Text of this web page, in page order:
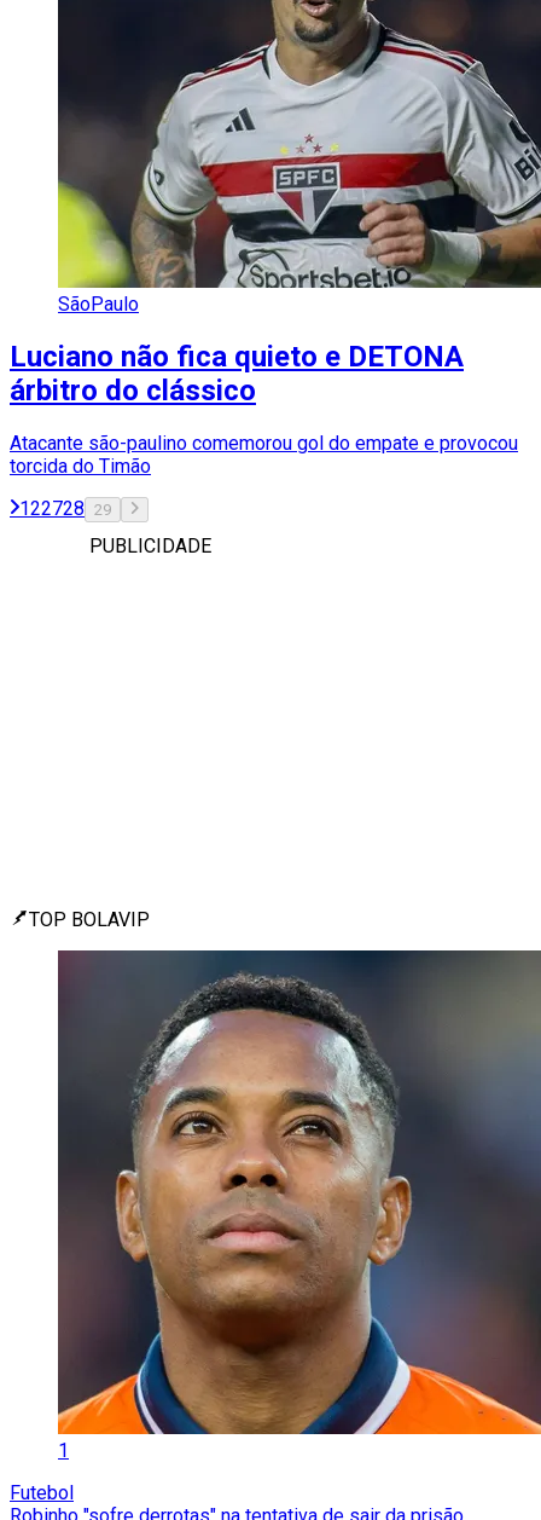
SãoPaulo
Luciano não fica quieto e DETONA
árbitro do clássico
Atacante são-paulino comemorou gol do empate e provocou
torcida do Timão
122728 29
PUBLICIDADE
TOP BOLAVIP
1
Futebol